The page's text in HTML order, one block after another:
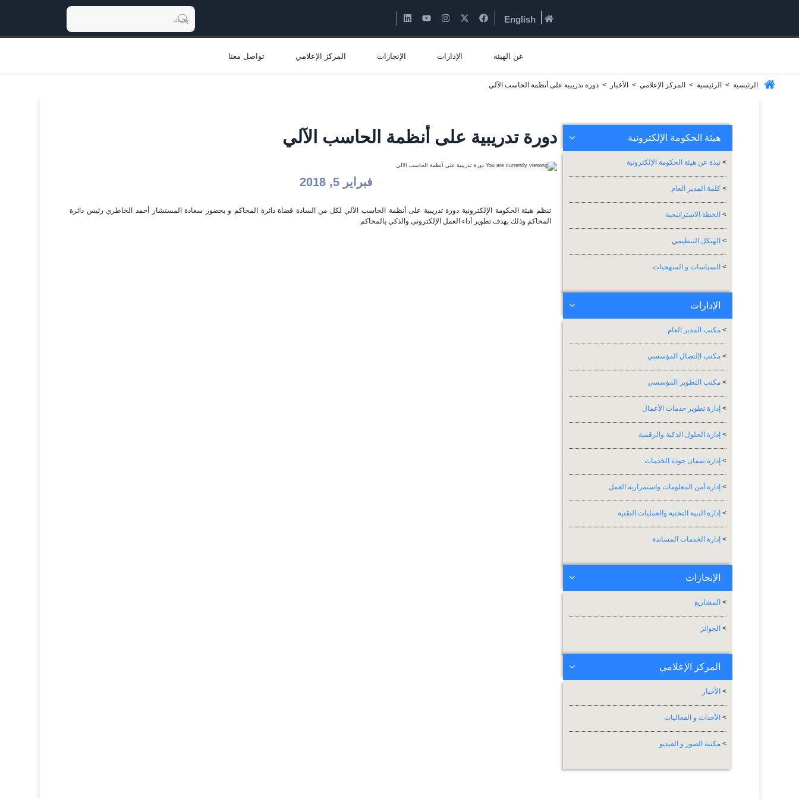
English
عن الهيئة الإدارات الإنجازات المركز الإعلامي تواصل معنا
الرئيسية > الرئيسية > المركز الإعلامي > الأخبار > دورة تدريبية على أنظمة الحاسب الآلي
هيئة الحكومة الإلكترونية
>نبذة عن هيئة الحكومة الإلكترونية
>كلمة المدير العام
> الخطة الاستراتيجية
> الهيكل التنظيمي
> السياسات و المنهجيات
الإدارات
>مكتب المدير العام
>مكتب اإلتصال المؤسسي
>مكتب التطوير المؤسسي
> إدارة تطوير خدمات الأعمال
> إدارة الحلول الذكية والرقمية
> إدارة ضمان جودة الخدمات
> إدارة أمن المعلومات واستمرارية العمل
> إدارة البنية التحتية والعمليات التقنية
> إدارة الخدمات المساندة
الإنجازات
> المشاريع
> الجوائز
المركز الإعلامي
> الأخبار
> الأحداث و الفعاليات
>مكتبة الصور و الفيديو
دورة تدريبية على أنظمة الحاسب الآلي
فبراير 5, 2018
تنظم هيئة الحكومة الإلكترونية دورة تدريبية على أنظمة الحاسب الآلي لكل من السادة قضاة دائرة المحاكم و بحضور سعادة المستشار أحمد الخاطري رئيس دائرة
المحاكم وذلك بهدف تطوير أداء العمل الإلكتروني والذكي بالمحاكم